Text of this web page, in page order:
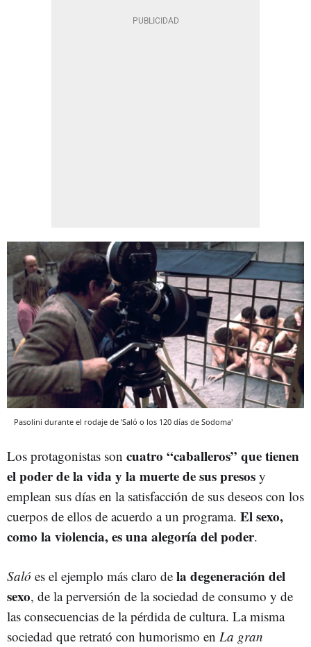
Pasolini durante el rodaje de 'Saló o los 120 días de Sodoma'
Los protagonistas son cuatro “caballeros” que tienen
el poder de la vida y la muerte de sus presos y
emplean sus días en la satisfacción de sus deseos con los
cuerpos de ellos de acuerdo a un programa. El sexo,
como la violencia, es una alegoría del poder.
Saló es el ejemplo más claro de la degeneración del
sexo, de la perversión de la sociedad de consumo y de
las consecuencias de la pérdida de cultura. La misma
sociedad que retrató con humorismo en La gran